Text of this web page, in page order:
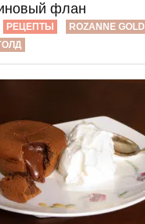
флан
РЕЦЕПТЫ
ROZANNE GOLD